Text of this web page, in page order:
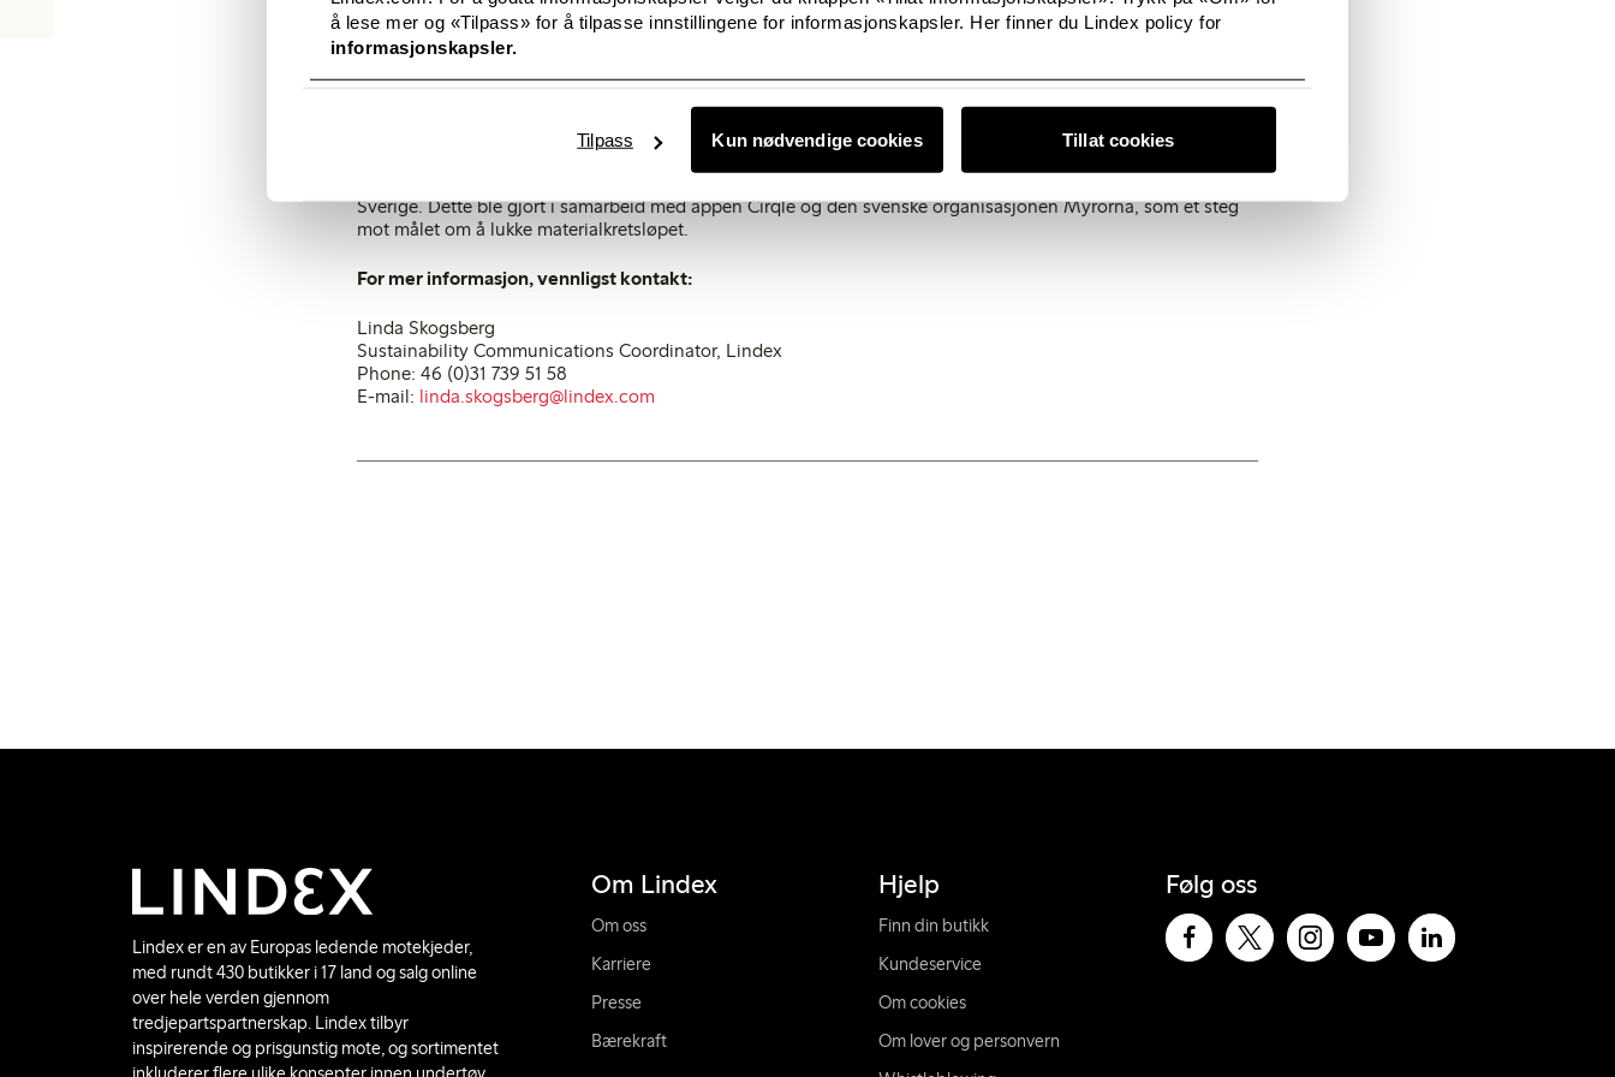
å lese mer og «Tilpass» for å tilpasse innstillingene for informasjonskapsler. Her finner du Lindex policy for
informasjonskapsler.
Kun nødvendige cookies
Tilpass Tillat cookies
Det årlige samarbeidet med Kreftforeningen ble en suksess i 2014.
«Vårt designsamarbeid med Jean-Paul Gaultier til inntekt for Kreftforeningen, ble en suksess. Sammen med
våre kunder har Lindex gitt over 11 millioner kroner til kreftforskning og dette er vi selvfølgelig meget stolte og
takknemlige for», sier Ingvar Larsson.
Sverige. Dette ble gjort i samarbeid med appen Cirqle og den svenske organisasjonen Myrorna, som et steg
mot målet om å lukke materialkretsløpet.
For mer informasjon, vennligst kontakt:
Linda Skogsberg
Sustainability Communications Coordinator, Lindex
Phone: 46 (0)31 739 51 58
E-mail: linda.skogsberg@lindex.com
Lindex er en av Europas ledende motekjeder,
med rundt 430 butikker i 17 land og salg online
over hele verden gjennom
tredjepartspartnerskap. Lindex tilbyr
inspirerende og prisgunstig mote, og sortimentet
Om Lindex
Om oss
Karriere
Presse
Bærekraft
Hjelp
Finn din butikk
Kundeservice
Om cookies
Om lover og personvern
Følg oss